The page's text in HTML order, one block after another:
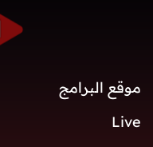
موقع البرامج
Live